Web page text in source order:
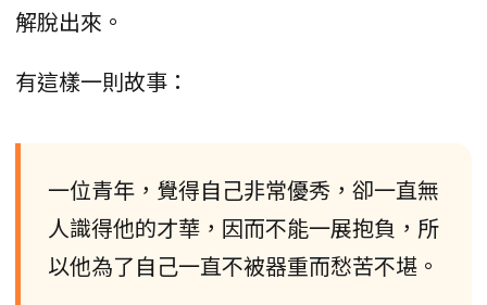
解脫出來。
有這樣一則故事：
一位青年，覺得自己非常優秀，卻一直無
人識得他的才華，因而不能一展抱負，所
以他為了自己一直不被器重而愁苦不堪。